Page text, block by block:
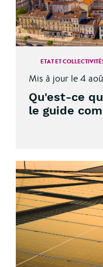
ETAT ET
Mis à jour le 4
Qu'est-ce
le guide